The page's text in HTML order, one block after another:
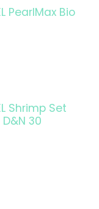
PearlMax Bio
Shrimp Set
30